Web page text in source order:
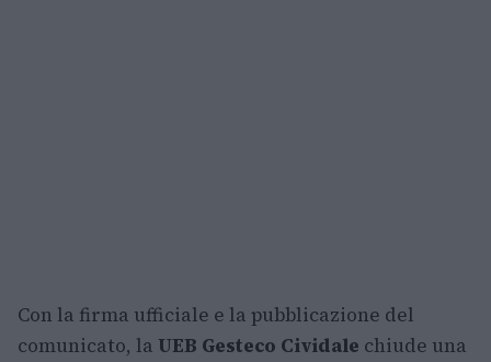
Con la firma ufficiale e la pubblicazione del
comunicato, la UEB Gesteco Cividale chiude una